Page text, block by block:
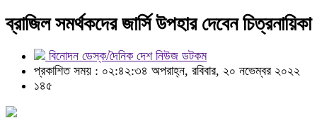
ব্রাজিল সমর্থকদের জার্সি উপহার দেবেন চিত্রনায়িকা
বিনোদন ডেস্ক/দৈনিক দেশ নিউজ ডটকম
প্রকাশিত সময় : ০২:৪২:৩৪ অপরাহ্ন, রবিবার, ২০ নভেম্বর ২০২২
১৪৫